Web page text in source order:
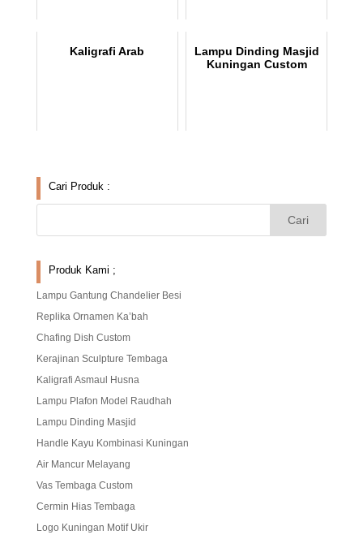
Kaligrafi Arab
Lampu Dinding Masjid
Kuningan Custom
Cari Produk :
Produk Kami ;
Lampu Gantung Chandelier Besi
Replika Ornamen Ka’bah
Chafing Dish Custom
Kerajinan Sculpture Tembaga
Kaligrafi Asmaul Husna
Lampu Plafon Model Raudhah
Lampu Dinding Masjid
Handle Kayu Kombinasi Kuningan
Air Mancur Melayang
Vas Tembaga Custom
Cermin Hias Tembaga
Logo Kuningan Motif Ukir